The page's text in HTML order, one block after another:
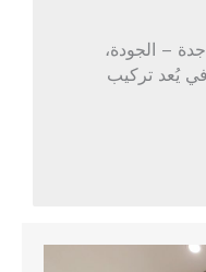
– الجودة،
يُعد تركيب